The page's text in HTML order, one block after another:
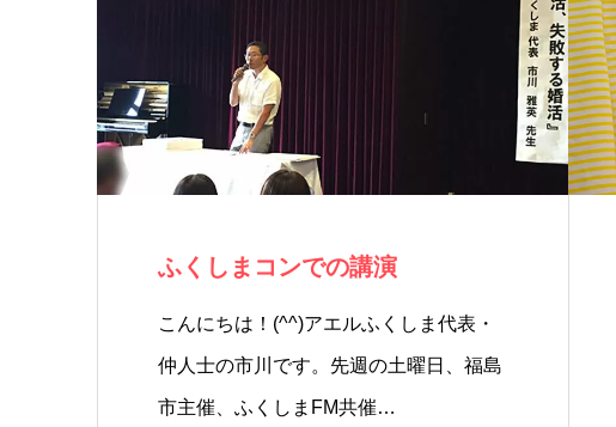
ふくしまコンでの講演
こんにちは！(^^)アエルふくしま代表・
仲人士の市川です。先週の土曜日、福島
市主催、ふくしまFM共催…